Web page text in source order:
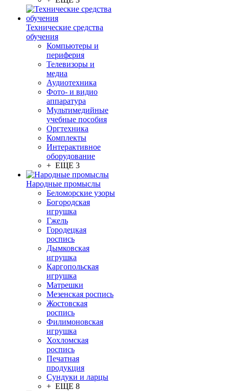
Технические средства
обучения
Компьютеры и
периферия
Телевизоры и
медиа
Аудиотехника
Фото- и видио
аппаратура
Мультимедийные
учебные пособия
Оргтехника
Комплекты
Интерактивное
оборудование
+ ЕЩЕ 3
Народные промыслы
Беломорские узоры
Богородская
игрушка
Гжель
Городецкая
роспись
Дымковская
игрушка
Каргопольская
игрушка
Матрешки
Мезенская роспись
Жостовская
роспись
Филимоновская
игрушка
Хохломская
роспись
Печатная
продукция
Сундуки и ларцы
+ ЕЩЕ 8